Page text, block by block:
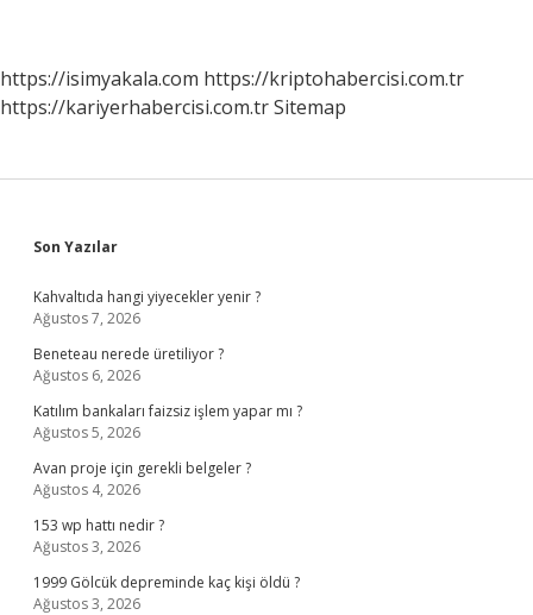
https://isimyakala.com https://kriptohabercisi.com.tr
https://kariyerhabercisi.com.trSitemap
Sidebar
Son Yazılar
Kahvaltıda hangi yiyecekler yenir ?
Ağustos 7, 2026
Beneteau nerede üretiliyor ?
Ağustos 6, 2026
Katılım bankaları faizsiz işlem yapar mı ?
Ağustos 5, 2026
Avan proje için gerekli belgeler ?
Ağustos 4, 2026
153 wp hattı nedir ?
Ağustos 3, 2026
1999 Gölcük depreminde kaç kişi öldü ?
Ağustos 3, 2026